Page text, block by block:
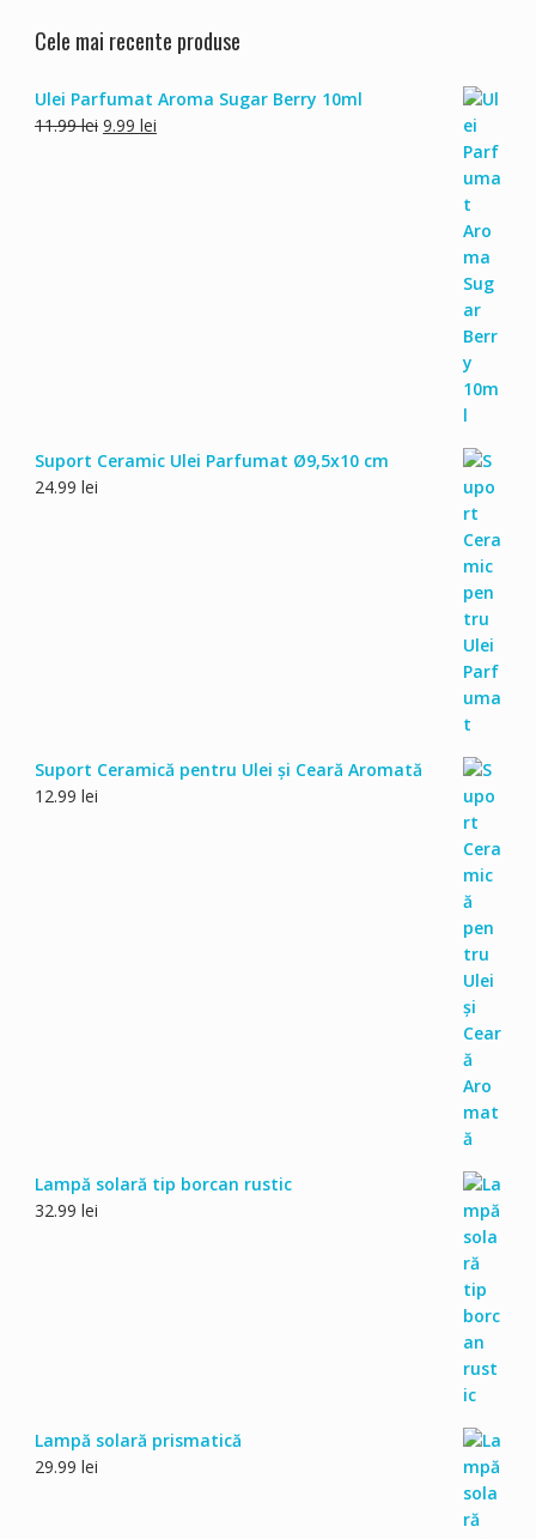
Cele mai recente produse
Ulei Parfumat Aroma Sugar Berry 10ml
11.99lei Prețul
9.99 leiPrețul
Suport Ceramic Ulei Parfumat Ø9,5x10 cm
24.99 lei
Suport Ceramică pentru Ulei și Ceară Aromată
12.99 lei
Lampă solară tip borcan rustic
32.99 lei
Lampă solară prismatică
29.99 lei